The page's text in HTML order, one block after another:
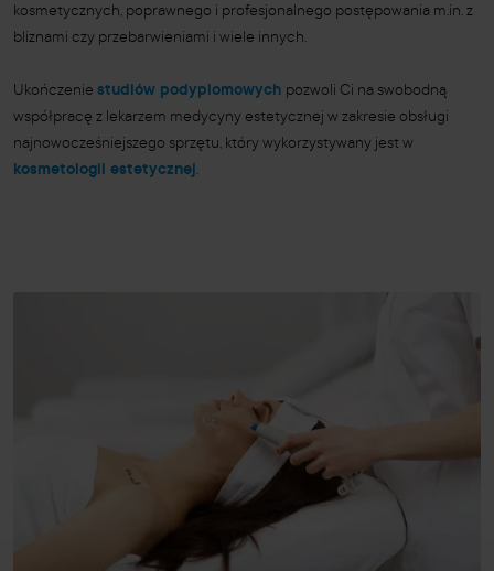
kosmetycznych, poprawnego i profesjonalnego postępowania m.in. z
bliznami czy przebarwieniami i wiele innych.
Ukończenie studiów podyplomowych pozwoli Ci na swobodną
współpracę z lekarzem medycyny estetycznej w zakresie obsługi
najnowocześniejszego sprzętu, który wykorzystywany jest w
kosmetologii estetycznej .